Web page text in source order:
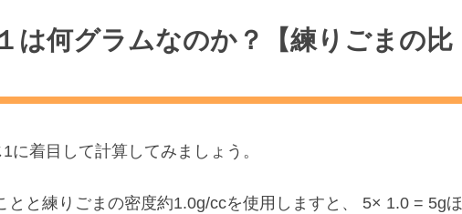
は何グラムなのか？【練りごまの比
に着目して計算してみましょう。
とと練りごまの密度約1.0g/ccを使用しますと、 5× 1.0 = 5gほ